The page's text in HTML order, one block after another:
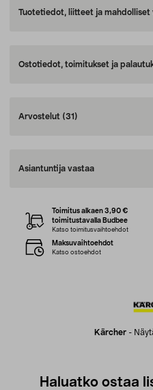
Tuotetiedot, liitteet ja mahdolliset
Ostotiedot, toimitukset ja
Arvostelut (31)
Asiantuntija vastaa
Kärcher -
Toimitus alkaen 3,90 €
toimitustavalla Budbee
Katso toimitusvaihtoehdot
Maksuvaihtoehdot
Katso ostoehdot
Haluatko ostaa